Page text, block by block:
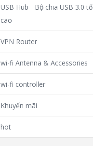
USB Hub - Bộ chia USB 3.0
cao
VPN Router
wi-fi Antenna & Accessories
wi-fi controller
Khuyến mãi
hot